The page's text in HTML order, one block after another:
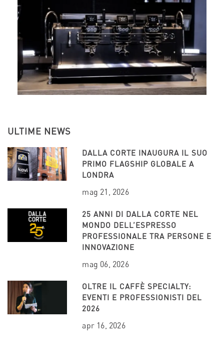
ULTIME NEWS
DALLA CORTE INAUGURA IL SUO
PRIMO FLAGSHIP GLOBALE A
LONDRA
mag 21, 2026
25 ANNI DI DALLA CORTE NEL
MONDO DELL’ESPRESSO
PROFESSIONALE TRA PERSONE E
INNOVAZIONE
mag 06, 2026
OLTRE IL CAFFÈ SPECIALTY:
EVENTI E PROFESSIONISTI DEL
2026
apr 16, 2026